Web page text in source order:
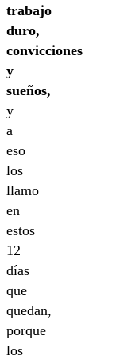
trabajo
duro,
convicciones
y
sueños,
y
a
eso
los
llamo
en
estos
12
días
que
quedan,
porque
los